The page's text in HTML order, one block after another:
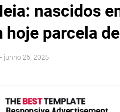
nascidos
hoje parcela
- junho 26, 2025